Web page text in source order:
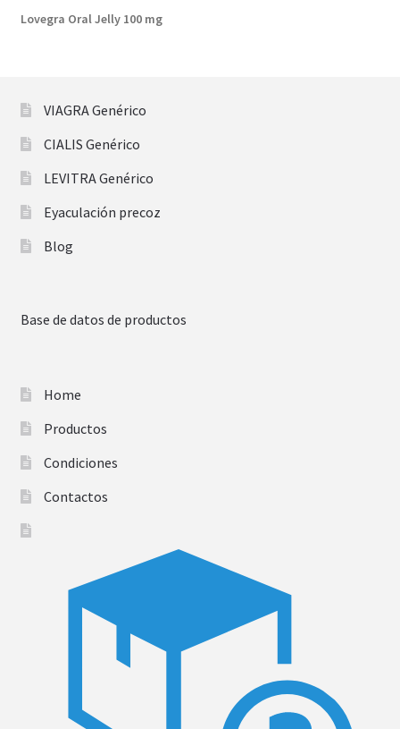
Lovegra Oral Jelly 100 mg
VIAGRA Genérico
CIALIS Genérico
LEVITRA Genérico
Eyaculación precoz
Blog
Base de datos de productos
Home
Productos
Condiciones
Contactos